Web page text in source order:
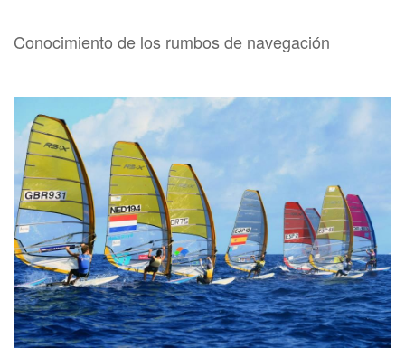
Conocimiento de los rumbos de navegación